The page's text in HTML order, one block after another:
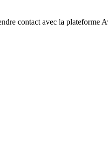
contact avec la plateforme